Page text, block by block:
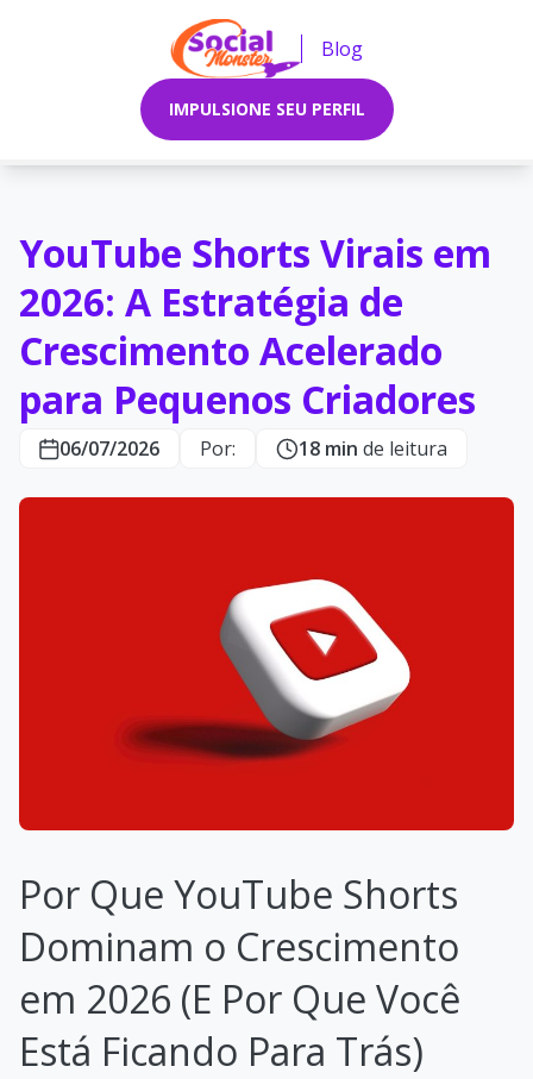
Blog
IMPULSIONE SEU PERFIL
YouTube Shorts Virais em
2026: A Estratégia de
Crescimento Acelerado
para Pequenos Criadores
06/07/2026 Por: 18 min de leitura
Por Que YouTube Shorts
Dominam o Crescimento
em 2026 (E Por Que Você
Está Ficando Para Trás)